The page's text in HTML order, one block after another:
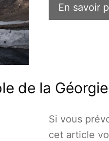
En savoir
de la
Si vous
cet article